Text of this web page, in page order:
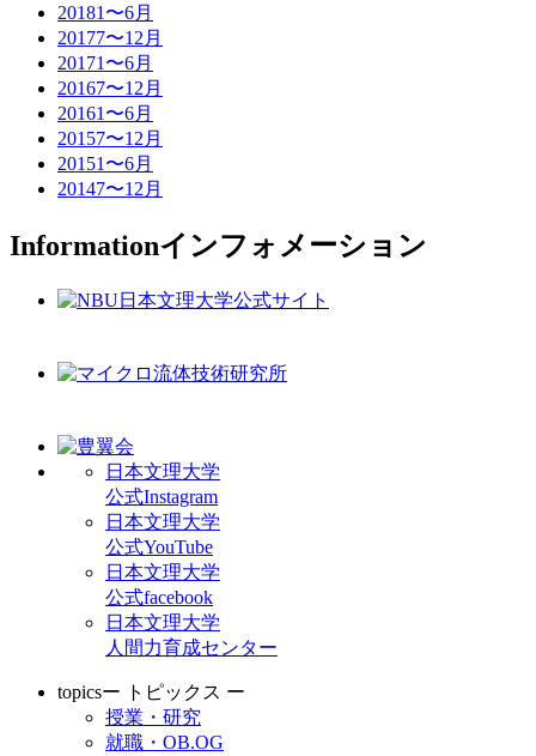
20181〜6月
20177〜12月
20171〜6月
20167〜12月
20161〜6月
20157〜12月
20151〜6月
20147〜12月
Informationインフォメーション
日本文理大学
公式Instagram
日本文理大学
公式YouTube
日本文理大学
公式facebook
日本文理大学
人間力育成センター
topicsー トピックス ー
授業・研究
就職・OB.OG